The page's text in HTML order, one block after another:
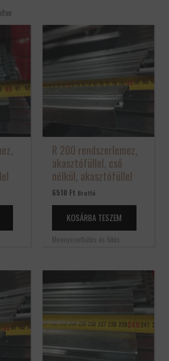
R 200 rendszerlemez,
akasztófüllel, cső
nélkül, akasztófüllel
6510 Ft Bruttó
KOSÁRBA TESZEM
Mennyezethűtés és fűtés